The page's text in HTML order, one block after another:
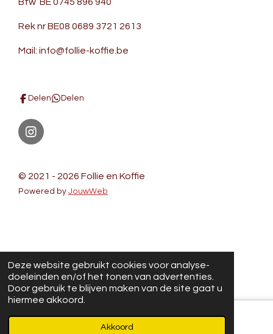
Deze website gebruikt cookies voor analyse-
doeleinden en/of het tonen van advertenties.
Door gebruik te blijven maken van de site gaat u
hiermee akkoord.
Akkoord
Rek nr BE08 0689 3721 2613
Mail: info@follie-koffie.be
Delen Delen
I
n
t
a
g
© 2021 - 2026 Follie en Koffie
Powered by JouwWeb